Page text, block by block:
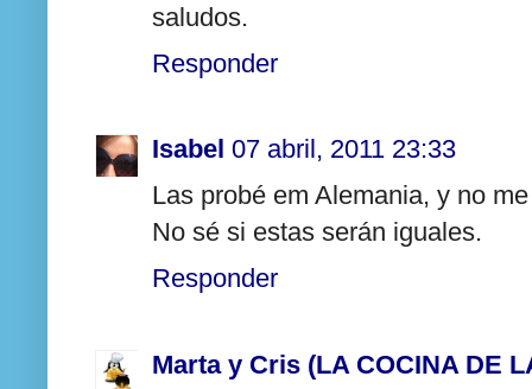
saludos.
Responder
Isabel 07 abril, 2011 23:33
Las probé em Alemania, y no
No sé si estas serán iguales.
Responder
Marta y Cris (LA COCINA DE